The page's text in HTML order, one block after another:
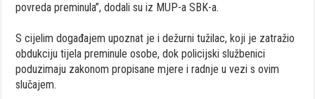
povreda preminula”, dodali su iz MUP-a SBK-a.
S cijelim događajem upoznat je i dežurni tužilac, koji je zatražio
obdukciju tijela preminule osobe, dok policijski službenici
poduzimaju zakonom propisane mjere i radnje u vezi s ovim
slučajem.